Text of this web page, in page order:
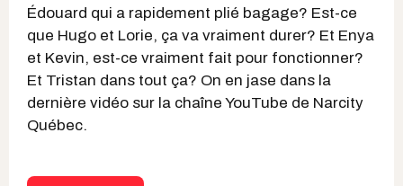
Édouard qui a rapidement plié bagage? Est-ce
que Hugo et Lorie, ça va vraiment durer? Et Enya
et Kevin, est-ce vraiment fait pour fonctionner?
Et Tristan dans tout ça? On en jase dans la
dernière vidéo sur la chaîne YouTube de Narcity
Québec.